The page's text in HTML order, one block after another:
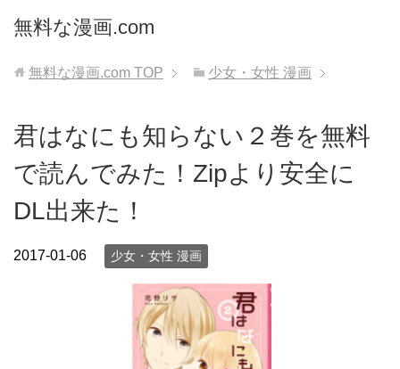
無料な漫画.com
無料な漫画.com TOP 少女・女性 漫画
君はなにも知らない２巻を無料
で読んでみた！Zipより安全に
DL出来た！
2017-01-06 少女・女性 漫画